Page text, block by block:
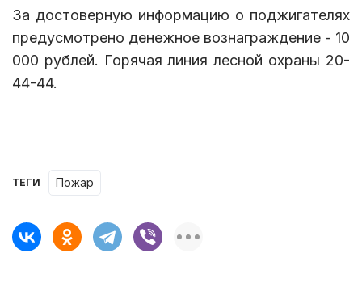
За достоверную информацию о поджигателях
предусмотрено денежное вознаграждение - 10
000 рублей. Горячая линия лесной охраны 20-
44-44.
ТЕГИ пожар